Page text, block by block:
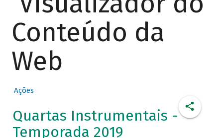
Conteúdo da
Web
Ações
Quartas Instrumentais -
Temporada 2019